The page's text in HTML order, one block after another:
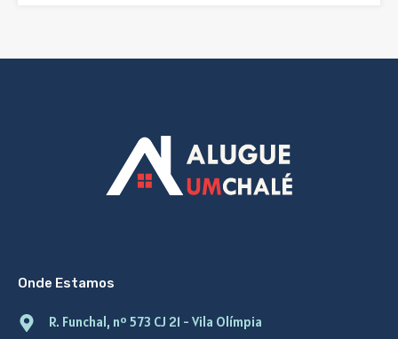
Onde Estamos
R. Funchal, nº 573 CJ 21 - Vila Olímpia